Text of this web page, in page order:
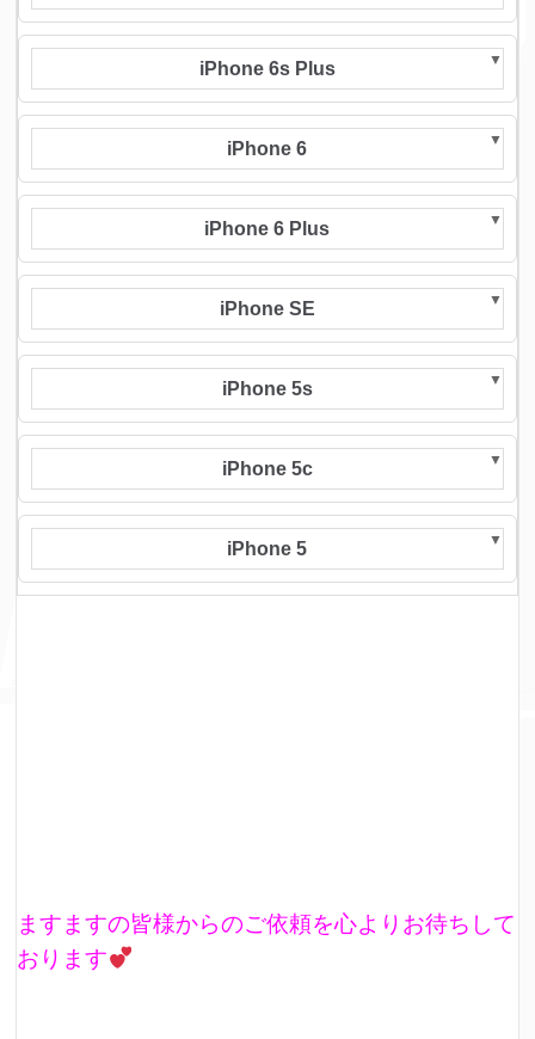
iPhone 6s Plus
iPhone 6
iPhone 6 Plus
iPhone SE
iPhone 5s
iPhone 5c
iPhone 5
ますますの皆様からのご依頼を心よりお待ちして
おります